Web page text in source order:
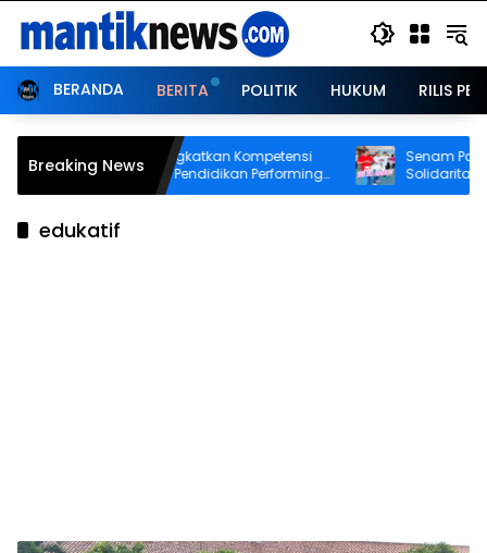
BERANDA BERITA POLITIK HUKUM RILIS
Breaking News
BRI BO Ambon Tingkatkan Kompetensi
Frontliner melalui Pendidikan Performing
CS dan Teller
Senam Pagi
Solidaritas
edukatif